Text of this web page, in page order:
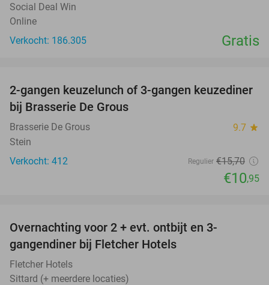
Social Deal Win
Online
Verkocht: 186.305
Gratis
30%
2-gangen keuzelunch of 3-gangen keuzediner
bij Brasserie De Grous
Brasserie De Grous 9.7 star
Stein
Verkocht: 412
Regulier €15,70
€10,95
Overnachting voor 2 + evt. ontbijt en 3-
gangendiner bij Fletcher Hotels
Fletcher Hotels
Sittard (+ meerdere locaties)